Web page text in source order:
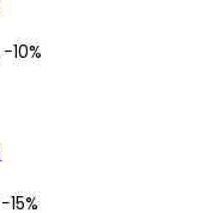
−10%
−15%